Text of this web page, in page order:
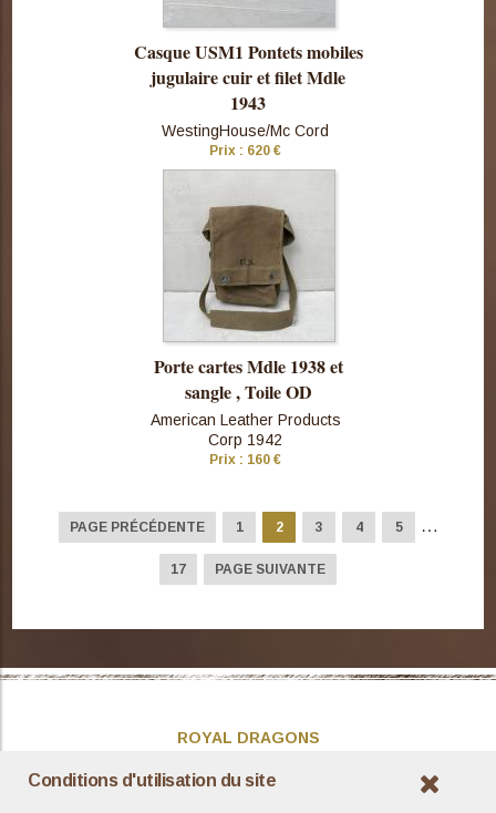
Conditions d'utilisation du site
Consulter
cette pièce
Casque USM1 Pontets mobiles
jugulaire cuir et filet Mdle
1943
WestingHouse/Mc Cord
Prix : 620 €
Consulter
Porte cartes Mdle 1938 et
sangle , Toile OD
American Leather Products
Corp 1942
Prix : 160 €
PAGE PRÉCÉDENTE 1 2 3 4 5 …
17 PAGE SUIVANTE
ROYAL DRAGONS
Présentation